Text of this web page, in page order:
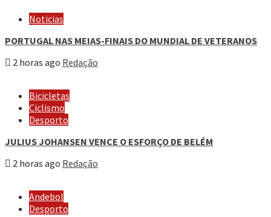
Noticias
PORTUGAL NAS MEIAS-FINAIS DO MUNDIAL DE VETERANOS
2 horas ago Redação
Bicicletas
Ciclismo
Desporto
JULIUS JOHANSEN VENCE O ESFORÇO DE BELÉM
2 horas ago Redação
Andebol
Desporto